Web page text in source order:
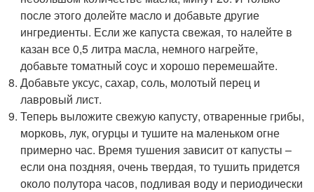
после этого долейте масло и добавьте другие
ингредиенты. Если же капуста свежая, то налейте в
казан все 0,5 литра масла, немного нагрейте,
добавьте томатный соус и хорошо перемешайте.
Добавьте уксус, сахар, соль, молотый перец и
лавровый лист.
Теперь выложите свежую капусту, отваренные грибы,
морковь, лук, огурцы и тушите на маленьком огне
примерно час. Время тушения зависит от капусты –
если она поздняя, очень твердая, то тушить придется
около полутора часов, подливая воду и периодически